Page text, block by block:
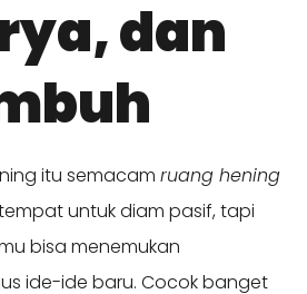
dan
itu semacam ruang hening
untuk diam pasif, tapi
bisa menemukan
ide-ide baru. Cocok banget